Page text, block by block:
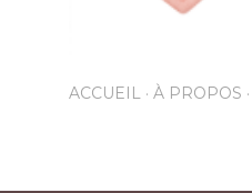
ACCUEIL À PROPOS